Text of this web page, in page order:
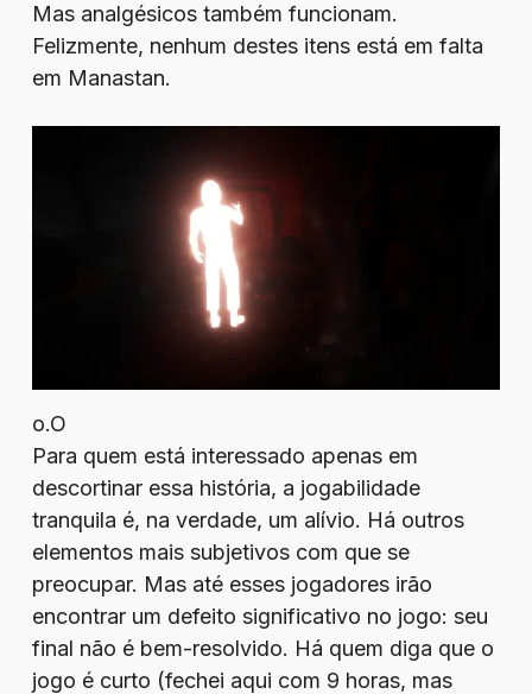
Mas analgésicos também funcionam.
Felizmente, nenhum destes itens está em falta
em Manastan.
o.O
Para quem está interessado apenas em
descortinar essa história, a jogabilidade
tranquila é, na verdade, um alívio. Há outros
elementos mais subjetivos com que se
preocupar. Mas até esses jogadores irão
encontrar um defeito significativo no jogo: seu
final não é bem-resolvido. Há quem diga que o
jogo é curto (fechei aqui com 9 horas, mas